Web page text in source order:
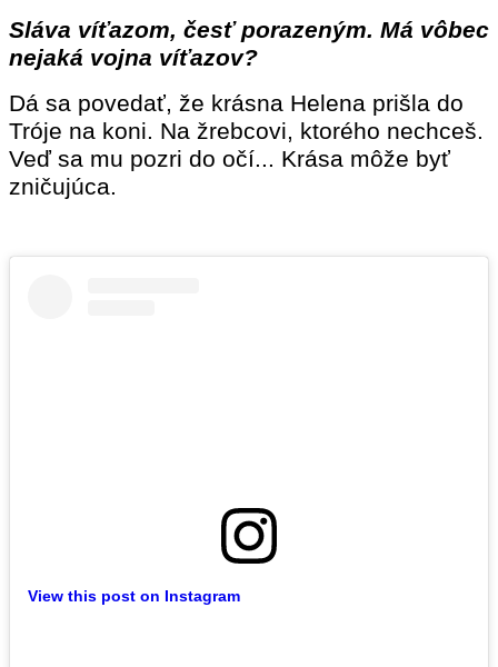
Sláva víťazom, česť porazeným. Má vôbec
nejaká vojna víťazov?
Dá sa povedať, že krásna Helena prišla do
Tróje na koni. Na žrebcovi, ktorého nechceš.
Veď sa mu pozri do očí... Krása môže byť
zničujúca.
View this post on Instagram